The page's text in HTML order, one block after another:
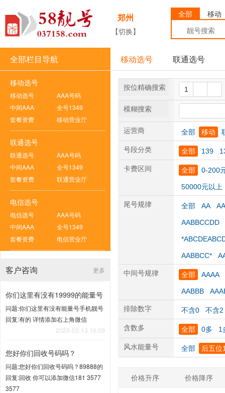
郑州
【切换】
全部 移动
全部栏目导航 移动选号 联通选号
移动选号
移动选号
AAA号码
中间AAA
全号1349
套餐资费
移动营业厅
联通选号
联通选号
AAA号码
中间AAA
全号1349
套餐资费
联通营业厅
电信选号
电信选号
AAA号码
中间AAA
全号1349
套餐资费
电信营业厅
更多
客户咨询
你们这里有没有19999的能量号
问题:你们这里有没有能量号手机靓号
回复:有的 详情添加右上角微信
2023-02-13 16:09
您好你们回收号码吗？
问题:您好你们回收号码吗？89888的
回复:回收 你可以添加微信181 3577
3577
按位精确搜索
模糊搜索
运营商 全部 移动
号段分类 全部 139
卡费区间 全部 0-200
50000元以上
尾号规律 全部 AA
AABBCCDD
AABBCC*
中间号规律 全部 AAAA
AABBB
排除数字 不含0 不含2
含数多 全部 0多 1
风水能量号 全部 后五位
价格升序 价格降序